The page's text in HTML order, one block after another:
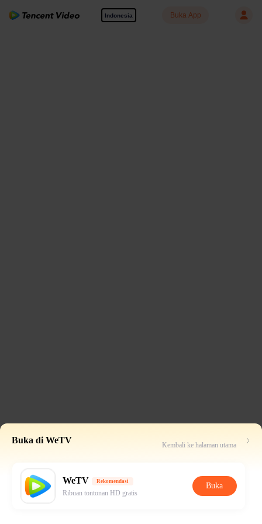
Indonesia Buka App
Buka di WeTV Kembali ke halaman utama
WeTV Rekomendasi
Ribuan tontonan HD gratis
Buka